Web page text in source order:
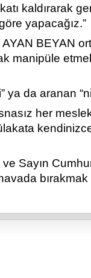
kaldırarak
yapacağız.”
AYAN BEYAN
manipüle
da aranan
her
Sayın